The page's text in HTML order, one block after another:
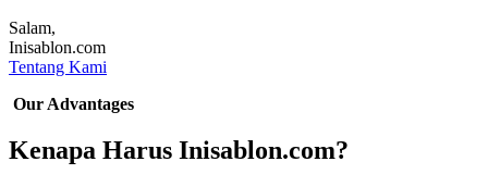
Salam,
Inisablon.com
Tentang Kami
Our Advantages
Kenapa Harus Inisablon.com?